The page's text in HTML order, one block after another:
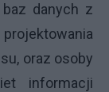
danych z
oraz osoby
informacji